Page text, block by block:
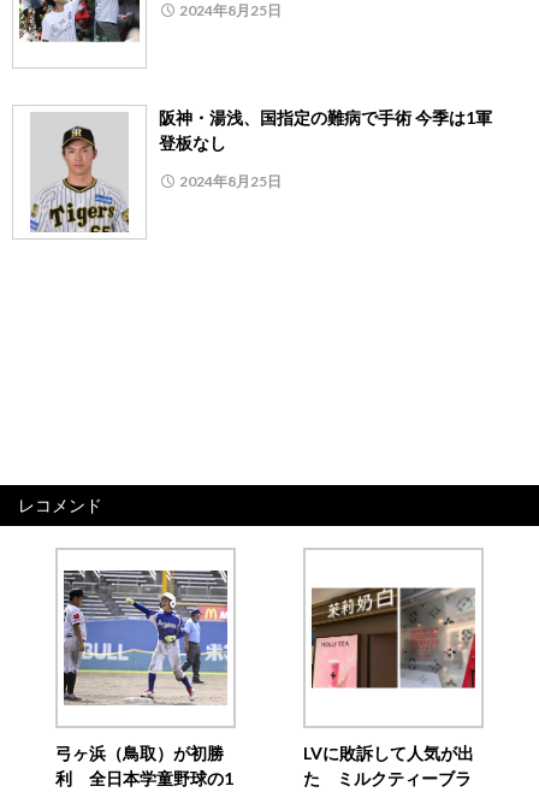
2024年8月25日
阪神・湯浅、国指定の難病で手術 今季は1軍
登板なし
2024年8月25日
レコメンド
弓ヶ浜（鳥取）が初勝
利 全日本学童野球の1
LVに敗訴して人気が出
た ミルクティーブラ